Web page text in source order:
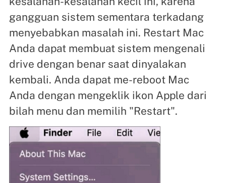
gangguan sistem sementara terkadang
menyebabkan masalah ini. Restart Mac
Anda dapat membuat sistem mengenali
drive dengan benar saat dinyalakan
kembali. Anda dapat me-reboot Mac
Anda dengan mengeklik ikon Apple dari
bilah menu dan memilih "Restart".